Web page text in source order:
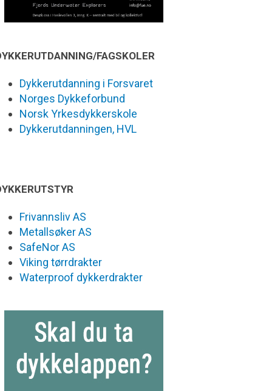
FAGSKOLER
Dykkerutdanning i Forsvaret
Norges Dykkeforbund
Norsk Yrkesdykkerskole
Dykkerutdanningen, HVL
Frivannsliv AS
Metallsøker AS
SafeNor AS
Viking tørrdrakter
Waterproof dykkerdrakter